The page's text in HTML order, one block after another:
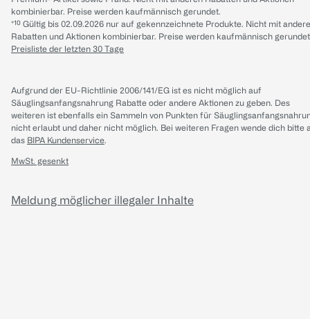
kombinierbar. Preise werden kaufmännisch gerundet.
*¹⁰ Gültig bis 02.09.2026 nur auf gekennzeichnete Produkte. Nicht mit
Rabatten und Aktionen kombinierbar. Preise werden kaufmännisch
Preisliste der letzten 30 Tage
Aufgrund der EU-Richtlinie 2006/141/EG ist es nicht möglich auf
Säuglingsanfangsnahrung Rabatte oder andere Aktionen zu geben. Des
weiteren ist ebenfalls ein Sammeln von Punkten für
nicht erlaubt und daher nicht möglich. Bei weiteren Fragen wende dich bitte
das BIPA Kundenservice.
MwSt. gesenkt
Meldung möglicher illegaler Inhalte